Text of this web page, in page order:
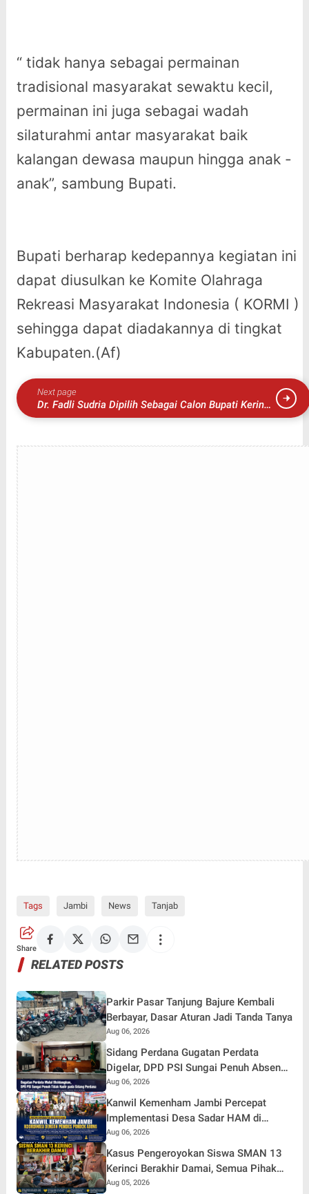
“ tidak hanya sebagai permainan
tradisional masyarakat sewaktu kecil,
permainan ini juga sebagai wadah
silaturahmi antar masyarakat baik
kalangan dewasa maupun hingga anak -
anak”, sambung Bupati.
Bupati berharap kedepannya kegiatan ini
dapat diusulkan ke Komite Olahraga
Rekreasi Masyarakat Indonesia ( KORMI )
sehingga dapat diadakannya di tingkat
Kabupaten.(Af)
Next page
Dr. Fadli Sudria Dipilih Sebagai Calon Bupati Kerinci
oleh DPP PAN: Harapan Baru untuk Perubahan
Tags Jambi News Tanjab
Share
RELATED POSTS
Parkir Pasar Tanjung Bajure Kembali
Berbayar, Dasar Aturan Jadi Tanda Tanya
Aug 06, 2026
Sidang Perdana Gugatan Perdata
Digelar, DPD PSI Sungai Penuh Absen
Tanpa Keterangan
Aug 06, 2026
Kanwil Kemenham Jambi Percepat
Implementasi Desa Sadar HAM di
Pondok Agung
Aug 06, 2026
Kasus Pengeroyokan Siswa SMAN 13
Kerinci Berakhir Damai, Semua Pihak
Sepakat Berdamai dan Perkuat
Aug 05, 2026